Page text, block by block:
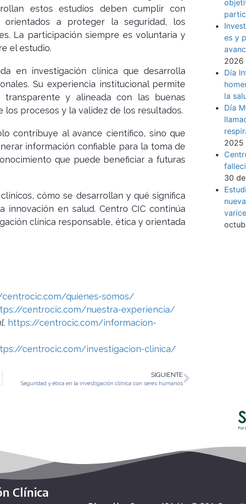
estos estudios deben cumplir con
a proteger la seguridad, los
La participación siempre es voluntaria y
el estudio.
en investigación clínica que desarrolla
Su experiencia institucional permite
transparente y alineada con las buenas
procesos y la validez de los resultados.
contribuye al avance científico, sino que
información confiable para la toma de
que puede beneficiar a futuras
cómo se desarrollan y qué significa
en salud. Centro CIC continúa
clínica responsable, ética y orientada
quienes-somos/
centrocic.com/nuestra-experiencia/
. https://centrocic.com/informacion-
centrocic.com/investigacion-clinica/
para el avance de la salud
SIGUIENTE
Seguridad y ética en la investigación clínica con seres humanos
es y
2026
Día
la
Día
2025
30
Clínica